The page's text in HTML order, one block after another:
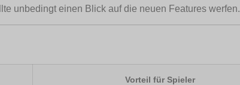
unbedingt einen Blick auf die neuen Features werfen.
Vorteil für Spieler